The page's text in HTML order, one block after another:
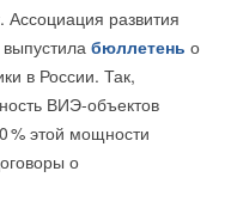
Ассоциация развития
бюллетень о
в России. Так,
ВИЭ-объектов
0% этой мощности
о
разработала
для
марганец-кобальт)
как более
литий-